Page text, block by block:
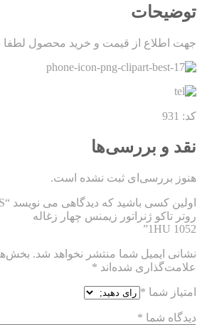
توضیحات
جهت اطلاع از قیمت و خرید محصول لطفا
کد: 931
نقد و بررسی‌ها
هنوز بررسی‌ای ثبت نشده است.
اولین کسی باشید که دیدگاهی می نویسد “SIEMENS
روتر تاکو ژنراتور زیمنس چهار زغاله
1HU 1052”
نشانی ایمیل شما منتشر نخواهد شد.
علامت‌گذاری شده‌اند *
امتیاز شما *
دیدگاه شما *